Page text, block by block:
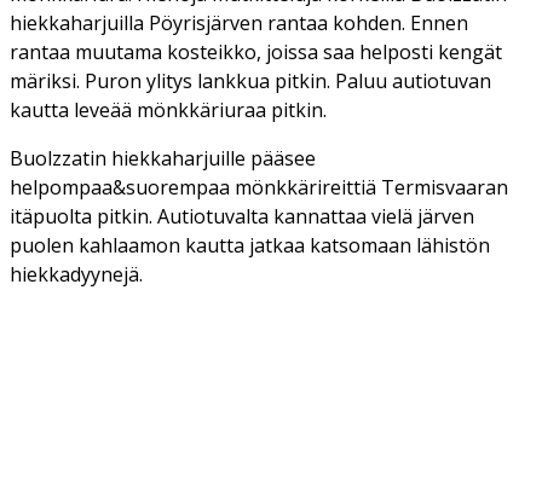
hiekkaharjuilla Pöyrisjärven rantaa kohden. Ennen
rantaa muutama kosteikko, joissa saa helposti kengät
märiksi. Puron ylitys lankkua pitkin. Paluu autiotuvan
kautta leveää mönkkäriuraa pitkin.
Buolzzatin hiekkaharjuille pääsee
helpompaa&suorempaa mönkkärireittiä Termisvaaran
itäpuolta pitkin. Autiotuvalta kannattaa vielä järven
puolen kahlaamon kautta jatkaa katsomaan lähistön
hiekkadyynejä.